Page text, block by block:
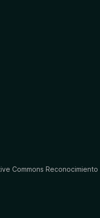
Commons